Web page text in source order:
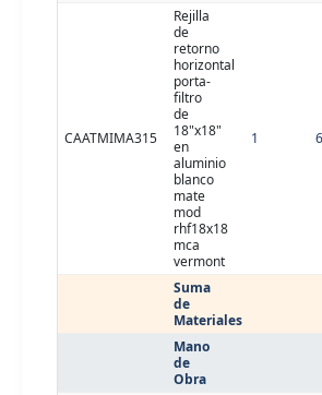
CAATMIMA315
Rejilla
de
retorno
horizontal
porta-
filtro
de
18"x18"
en
aluminio
blanco
mate
mod
rhf18x18
mca
vermont
1
Suma
de
Materiales
Mano
de
Obra